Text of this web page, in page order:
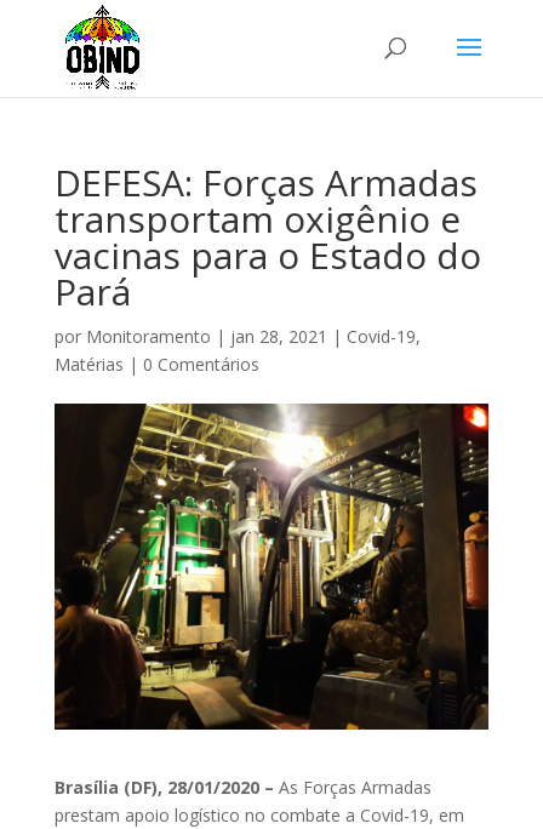
DEFESA: Forças Armadas
transportam oxigênio e
vacinas para o Estado do
Pará
por Monitoramento | jan 28, 2021 | Covid-19,
Matérias | 0 Comentários
Brasília (DF), 28/01/2020 – As Forças Armadas
prestam apoio logístico no combate a Covid-19, em